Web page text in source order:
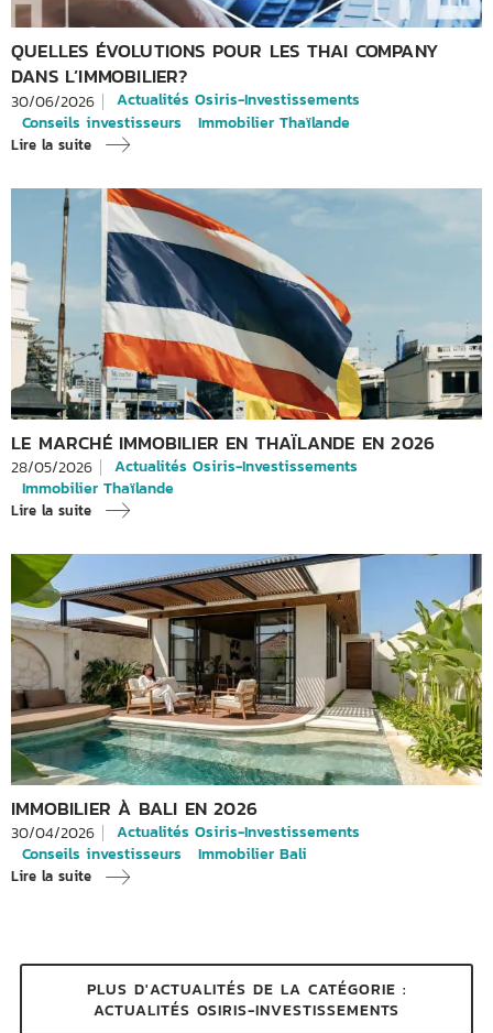
QUELLES ÉVOLUTIONS POUR LES THAI COMPANY
DANS L’IMMOBILIER?
30/06/2026
Actualités Osiris-Investissements
Conseils investisseurs
Immobilier Thaïlande
Lire la suite
LE MARCHÉ IMMOBILIER EN THAÏLANDE EN 2026
28/05/2026
Actualités Osiris-Investissements
Immobilier Thaïlande
Lire la suite
IMMOBILIER À BALI EN 2026
30/04/2026
Actualités Osiris-Investissements
Conseils investisseurs
Immobilier Bali
Lire la suite
PLUS D'ACTUALITÉS DE LA CATÉGORIE :
ACTUALITÉS OSIRIS-INVESTISSEMENTS